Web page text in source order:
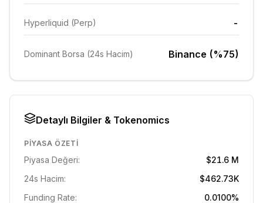
Hyperliquid (Perp) -
Dominant Borsa (24s Hacim) Binance (%75)
Detaylı Bilgiler & Tokenomics
PIYASA ÖZETI
Piyasa Değeri:
$21.6 M
24s Hacim:
$462.73K
Funding Rate:
0.0100%